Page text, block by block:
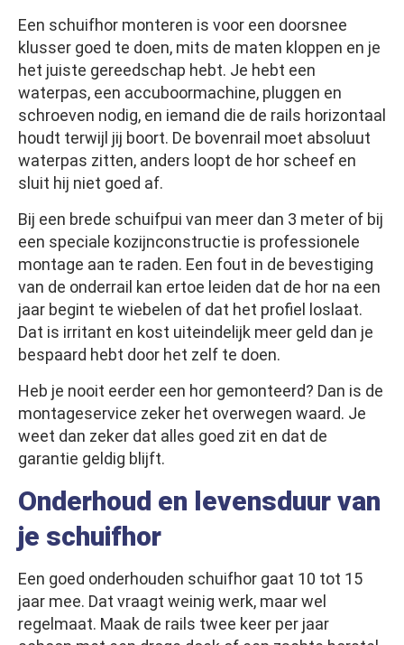
Een schuifhor monteren is voor een doorsnee
klusser goed te doen, mits de maten kloppen en je
het juiste gereedschap hebt. Je hebt een
waterpas, een accuboormachine, pluggen en
schroeven nodig, en iemand die de rails horizontaal
houdt terwijl jij boort. De bovenrail moet absoluut
waterpas zitten, anders loopt de hor scheef en
sluit hij niet goed af.
Bij een brede schuifpui van meer dan 3 meter of bij
een speciale kozijnconstructie is professionele
montage aan te raden. Een fout in de bevestiging
van de onderrail kan ertoe leiden dat de hor na een
jaar begint te wiebelen of dat het profiel loslaat.
Dat is irritant en kost uiteindelijk meer geld dan je
bespaard hebt door het zelf te doen.
Heb je nooit eerder een hor gemonteerd? Dan is de
montageservice zeker het overwegen waard. Je
weet dan zeker dat alles goed zit en dat de
garantie geldig blijft.
Onderhoud en levensduur van
je schuifhor
Een goed onderhouden schuifhor gaat 10 tot 15
jaar mee. Dat vraagt weinig werk, maar wel
regelmaat. Maak de rails twee keer per jaar